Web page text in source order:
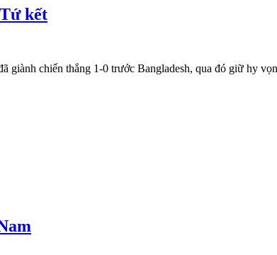
kết
chiến thắng 1-0 trước Bangladesh, qua đó giữ hy